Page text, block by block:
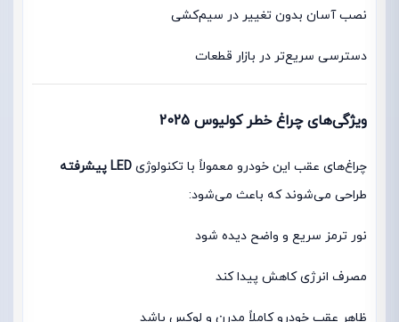
نصب آسان بدون تغییر در سیم‌کشی
دسترسی سریع‌تر در بازار قطعات
ویژگی‌های چراغ خطر کولیوس 2025
چراغ‌های عقب این خودرو معمولاً با تکنولوژی LED پیشرفته
طراحی می‌شوند که باعث می‌شود:
نور ترمز سریع و واضح دیده شود
مصرف انرژی کاهش پیدا کند
ظاهر عقب خودرو کاملاً مدرن و لوکس باشد